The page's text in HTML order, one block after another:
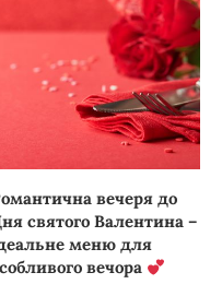
вечеря до
святого Валентина –
меню для
вечора